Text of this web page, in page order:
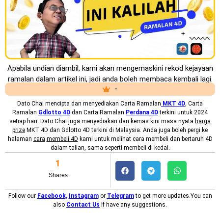
Apabila undian diambil, kami akan mengemaskini rekod kejayaan
ramalan dalam artikel ini, jadi anda boleh membaca kembali lagi.
-
Dato Chai mencipta dan menyediakan Carta Ramalan MKT 4D, Carta
Ramalan Gdlotto 4D dan Carta Ramalan Perdana 4Dterkini untuk 2024
setiap hari. Dato Chai juga menyediakan dan kemas kini masa nyata harga
prize MKT 4D dan Gdlotto 4D terkini di Malaysia. Anda juga boleh pergi ke
halaman cara membeli 4D kami untuk melihat cara membeli dan bertaruh 4D
dalam talian, sama seperti membeli di kedai.
Shares
1
Follow our Facebook, Instagramor Telegramto get more updates.You can
also Contact Us if have any suggestions.